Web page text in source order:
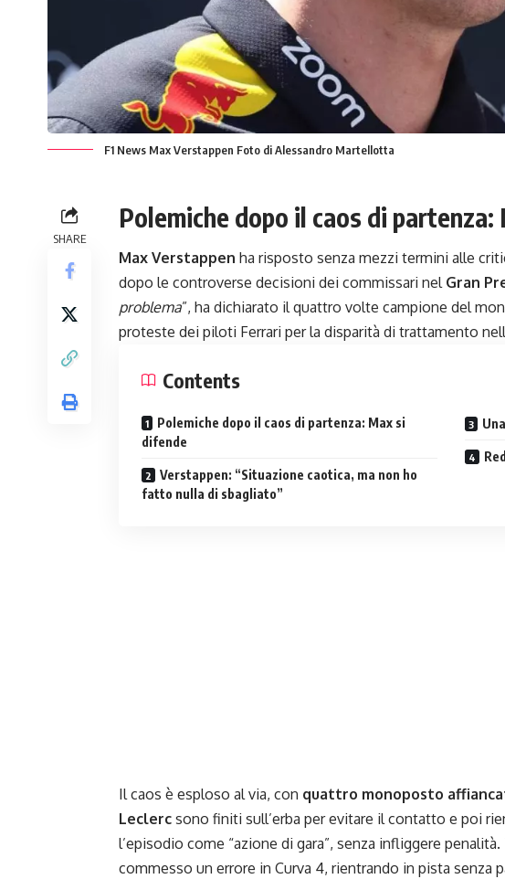
F1 News Max Verstappen Foto di Alessandro Martellotta
SHARE
Polemiche dopo il caos di
Max Verstappen ha risposto senza mezzi termini alle
dopo le controverse decisioni dei commissari nel Gran
problema”, ha dichiarato il quattro volte campione del
proteste dei piloti Ferrari per la disparità di trattamento
Contents
Polemiche dopo il caos di partenza: Max si
difende
Verstappen: “Situazione caotica, ma non ho
fatto nulla di sbagliato”
Il caos è esploso al via, con quattro monoposto
Leclerc sono finiti sull’erba per evitare il contatto e poi
l’episodio come “azione di gara”, senza infliggere
commesso un errore in Curva 4, rientrando in pista senza